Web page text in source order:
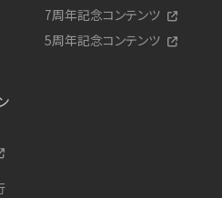
7周年記念コンテンツ
5周年記念コンテンツ